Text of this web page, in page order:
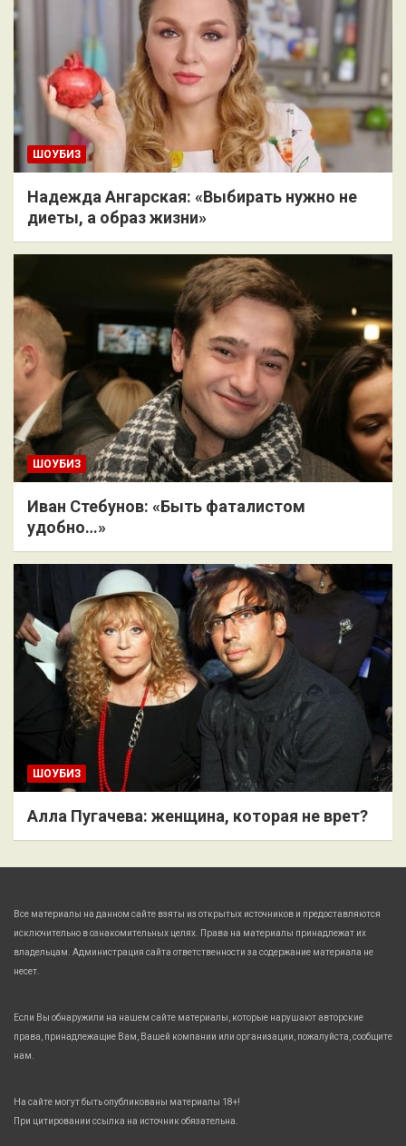
ШОУБИЗ
Надежда Ангарская: «Выбирать нужно не
диеты, а образ жизни»
ШОУБИЗ
Иван Стебунов: «Быть фаталистом
удобно…»
ШОУБИЗ
Алла Пугачева: женщина, которая не врет?
Все материалы на данном сайте взяты из открытых источников и предоставляются
исключительно в ознакомительных целях. Права на материалы принадлежат их
владельцам. Администрация сайта ответственности за содержание материала не
несет.
Если Вы обнаружили на нашем сайте материалы, которые нарушают авторские
права, принадлежащие Вам, Вашей компании или организации, пожалуйста, сообщите
нам.
На сайте могут быть опубликованы материалы 18+!
При цитировании ссылка на источник обязательна.